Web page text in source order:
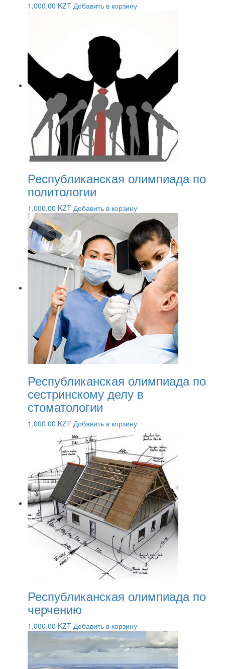
1,000.00 KZT Добавить в корзину
Республиканская олимпиада по
политологии
1,000.00 KZT Добавить в корзину
Республиканская олимпиада по
сестринскому делу в
стоматологии
1,000.00 KZT Добавить в корзину
Республиканская олимпиада по
черчению
1,000.00 KZT Добавить в корзину